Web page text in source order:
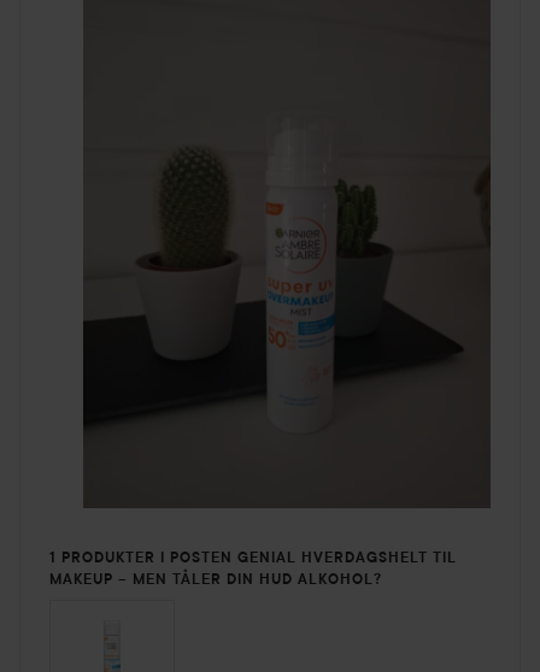
1 PRODUKTER I POSTEN GENIAL HVERDAGSHELT TIL
MAKEUP – MEN TÅLER DIN HUD ALKOHOL?